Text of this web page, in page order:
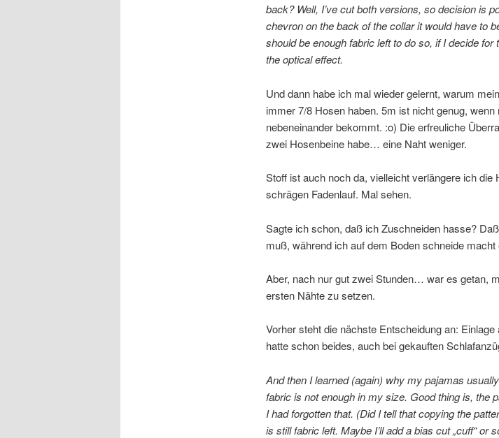
back? Well, I’ve cut both versions, so decision is
chevron on the back of the collar it would have to
should be enough fabric left to do so, if I decide
the optical effect.
Und dann habe ich mal wieder gelernt, warum
immer 7/8 Hosen haben. 5m ist nicht genug,
nebeneinander bekommt. :o) Die erfreuliche
zwei Hosenbeine habe… eine Naht weniger.
Stoff ist auch noch da, vielleicht verlängere ich die
schrägen Fadenlauf. Mal sehen.
Sagte ich schon, daß ich Zuschneiden hasse?
muß, während ich auf dem Boden schneide
Aber, nach nur gut zwei Stunden… war es getan,
ersten Nähte zu setzen.
Vorher steht die nächste Entscheidung an:
hatte schon beides, auch bei gekauften
And then I learned (again) why my pajamas
fabric is not enough in my size. Good thing is, the
I had forgotten that. (Did I tell that copying the
is still fabric left. Maybe I’ll add a bias cut „cuff“ or